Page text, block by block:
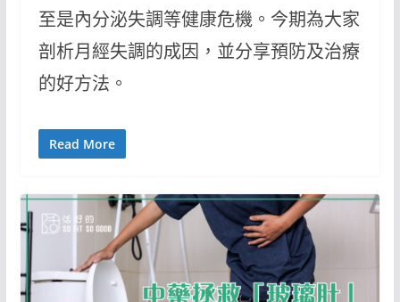
至是內分泌失調等健康危機。今期為大家
剖析月經失調的成因，並分享預防及治療
的好方法。
Read More